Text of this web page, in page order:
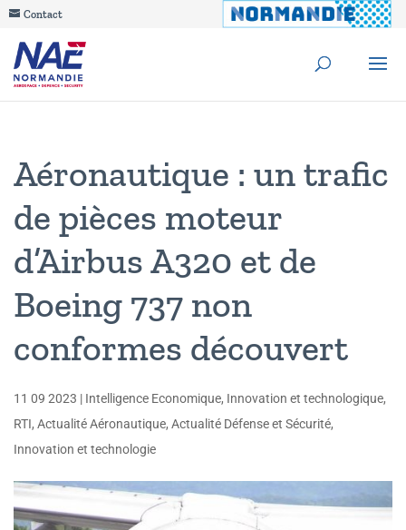
Contact
Aéronautique : un trafic
de pièces moteur
d’Airbus A320 et de
Boeing 737 non
conformes découvert
11 09 2023 | Intelligence Economique, Innovation et technologique,
RTI, Actualité Aéronautique, Actualité Défense et Sécurité,
Innovation et technologie